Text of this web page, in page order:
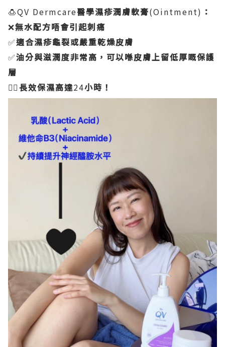
🍮QV Dermcare醫學濕疹潤膚軟膏(Ointment) ：
❌無水配方唔會引起刺痛
✅適合濕疹龜裂或嚴重乾燥皮膚
✅油分與滋潤度非常高，可以喺皮膚上留低厚嘅保護
層
👍🏻長效保濕高達24小時！